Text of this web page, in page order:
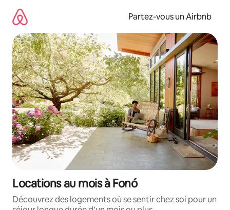
directement
contenu
Partez-vous un Airbnb
Locations au mois à Fonó
Découvrez des logements où se sentir chez soi pour un